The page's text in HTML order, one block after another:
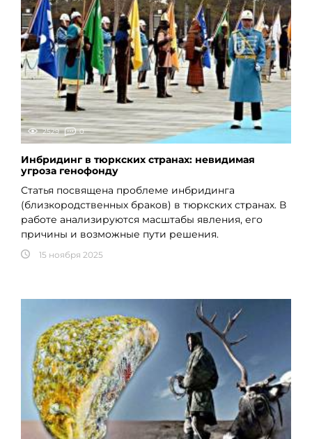
2529 0
Инбридинг в тюркских странах: невидимая
угроза генофонду
Статья посвящена проблеме инбридинга
(близкородственных браков) в тюркских странах. В
работе анализируются масштабы явления, его
причины и возможные пути решения.
15 ноября 2025